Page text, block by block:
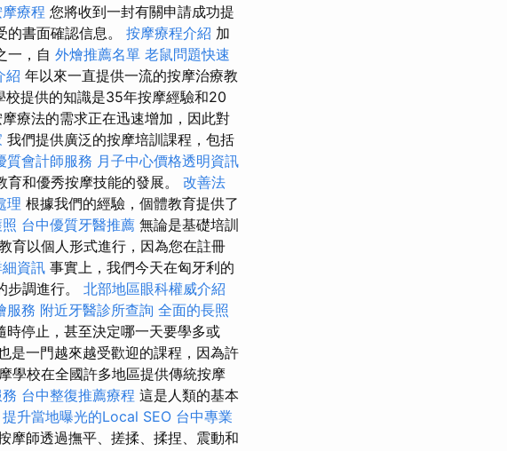
療程 您將收到一封有關申請成功提
書面確認信息。 按摩療程介紹 加
一，自 外燴推薦名單 老鼠問題快速
紹 年以來一直提供一流的按摩治療教
校提供的知識是35年按摩經驗和20
療法的需求正在迅速增加，因此對
我們提供廣泛的按摩培訓課程，包括
質會計師服務 月子中心價格透明資訊
和優秀按摩技能的發展。 改善法
理 根據我們的經驗，個體教育提供了
台中優質牙醫推薦 無論是基礎培訓
育以個人形式進行，因為您在註冊
資訊 事實上，我們今天在匈牙利的
調進行。 北部地區眼科權威介紹
服務 附近牙醫診所查詢 全面的長照
時停止，甚至決定哪一天要學多或
是一門越來越受歡迎的課程，因為許
學校在全國許多地區提供傳統按摩
台中整復推薦療程 這是人類的基本
提升當地曝光的Local SEO 台中專業
摩師透過撫平、搓揉、揉捏、震動和